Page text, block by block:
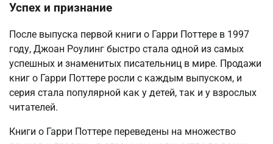
Успех и признание
После выпуска первой книги о Гарри Поттере в 1997
году, Джоан Роулинг быстро стала одной из самых
успешных и знаменитых писательниц в мире. Продажи
книг о Гарри Поттере росли с каждым выпуском, и
серия стала популярной как у детей, так и у взрослых
читателей.
Книги о Гарри Поттере переведены на множество